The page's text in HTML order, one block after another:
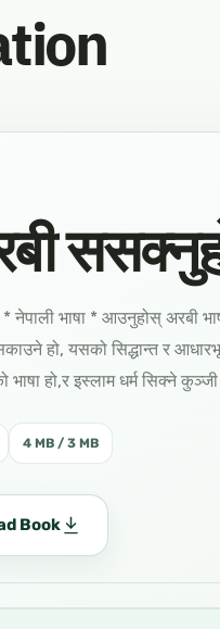
* नेपाली भाषा * आउनुहोस्
हो, यसको सिद्धान्त र
हो,र इस्लाम धर्म सिक्ने कुञ्जी
4 MB / 3 MB
Book